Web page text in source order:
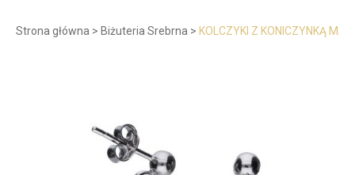
Strona główna > Biżuteria Srebrna > KOLCZYKI Z KONICZYNKĄ